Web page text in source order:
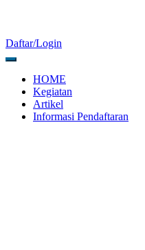
Daftar/Login
HOME
Kegiatan
Artikel
Informasi Pendaftaran